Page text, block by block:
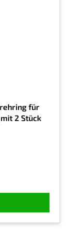
für
2 Stück